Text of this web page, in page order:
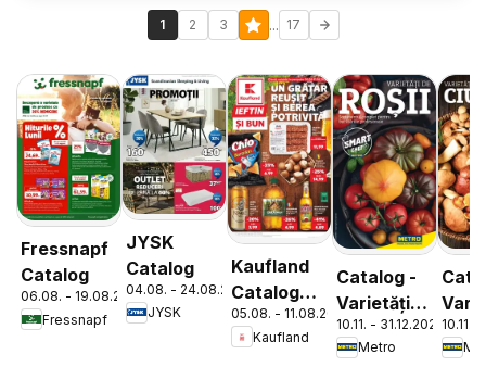
1 2 3 ... 17
Fressnapf
Catalog
06.08. - 19.08.2026
Fressnapf
JYSK
Catalog
04.08. - 24.08.2026
JYSK
Kaufland
Catalog
Tematic
05.08. - 11.08.2026
Kaufland
Catalog -
Varietăți
de Roșii
10.11. - 31.12.2026
Metro
de
10.11.